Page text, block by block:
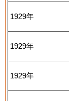
1929年
1929年
1929年